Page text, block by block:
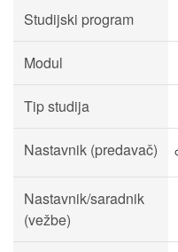
Studijski program
Modul
Tip studija
Nastavnik (predavač)
Nastavnik/saradnik
(vežbe)